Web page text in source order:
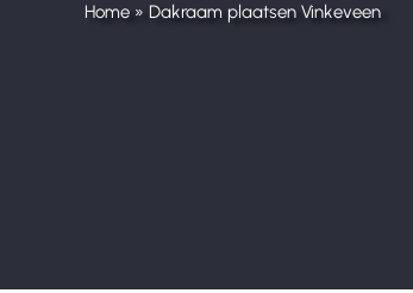
Home» Dakraam plaatsen Vinkeveen